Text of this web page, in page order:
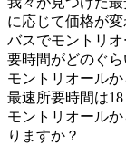
に応じて価格が変
バスでモントリ
要時間がどのぐ
モントリオール
最速所要時間は18
モントリオール
りますか？